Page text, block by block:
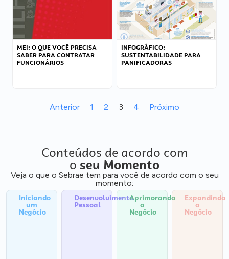
MEI: O QUE VOCÊ PRECISA
SABER PARA CONTRATAR
FUNCIONÁRIOS
INFOGRÁFICO:
SUSTENTABILIDADE PARA
PANIFICADORAS
Anterior 1 2 3 4 Próximo
Conteúdos de acordo com
o seu Momento
Veja o que o Sebrae tem para você de acordo com o seu
momento:
Iniciando
um
Negócio
Desenvolvimento
Pessoal
Aprimorando
o
Negócio
Expandindo
o
Negócio